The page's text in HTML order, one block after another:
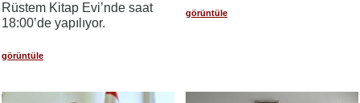
Rüstem Kitap Evi’nde saat
18:00’de yapılıyor.
görüntüle
görüntüle